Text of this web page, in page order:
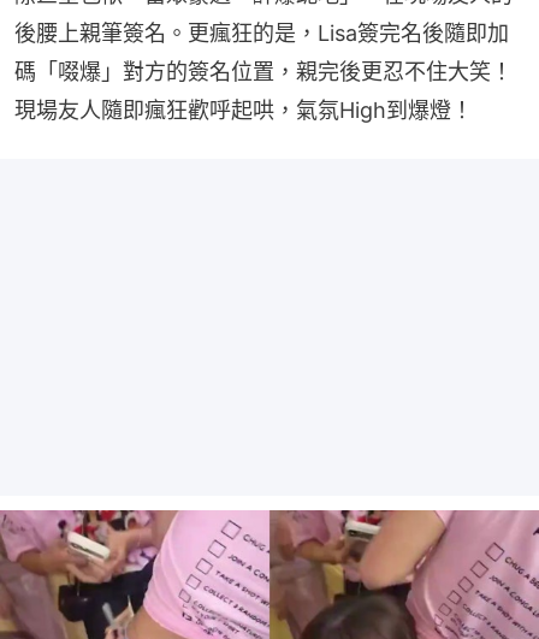
後腰上親筆簽名。更瘋狂的是，Lisa簽完名後隨即加
碼「啜爆」對方的簽名位置，親完後更忍不住大笑！
現場友人隨即瘋狂歡呼起哄，氣氛High到爆燈！